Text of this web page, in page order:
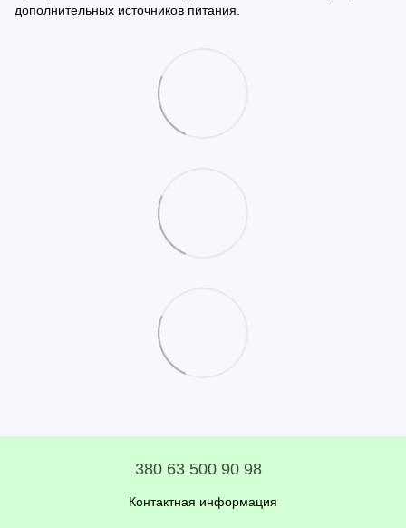
дополнительных источников питания.
380 63 500 90 98
Контактная информация